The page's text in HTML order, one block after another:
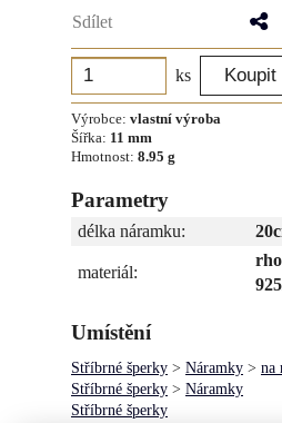
Sdílet
ks
Výrobce: vlastní výroba
Šířka: 11 mm
Hmotnost: 8.95 g
Parametry
délka náramku:
materiál:
Umístění
Stříbrné šperky > Náramky > na
Stříbrné šperky > Náramky
Stříbrné šperky